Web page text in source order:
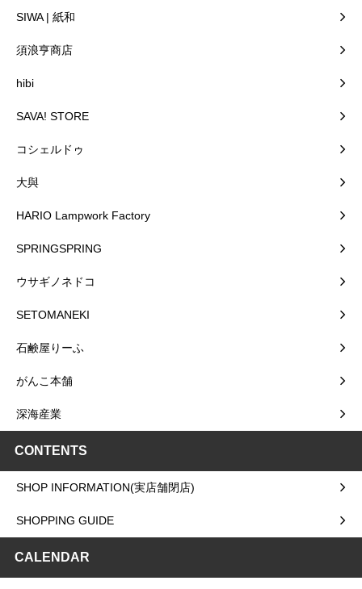
SIWA | 紙和
須浪亨商店
hibi
SAVA! STORE
コシェルドゥ
大與
HARIO Lampwork Factory
SPRINGSPRING
ウサギノネドコ
SETOMANEKI
石鹸屋りーふ
がんこ本舗
深海産業
CONTENTS
SHOP INFORMATION(実店舗閉店)
SHOPPING GUIDE
CALENDAR